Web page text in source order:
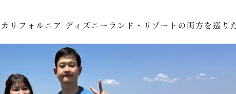
リフォルニア ディズニーランド・リゾートの両方を巡り